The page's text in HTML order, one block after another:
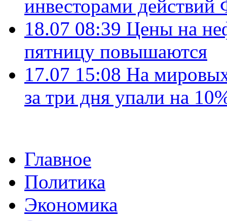
инвесторами
18.07 08:39 Цены на
пятницу повышаются
17.07 15:08 На
за три дня упали на
Главное
Политика
Экономика